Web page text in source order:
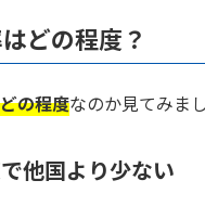
どの程度？
の程度なのか見てみま
他国より少ない